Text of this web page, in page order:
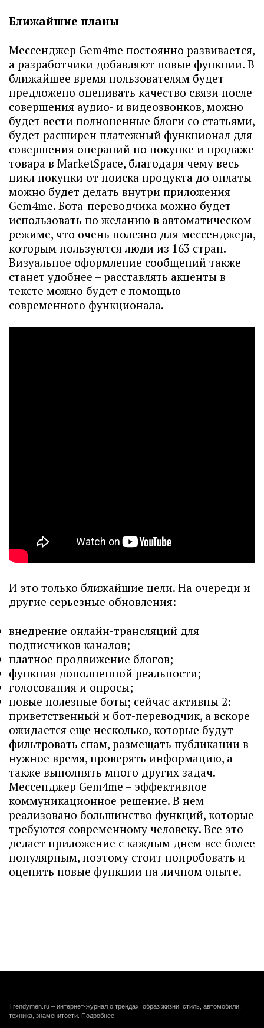
Ближайшие планы
Мессенджер Gem4me постоянно развивается,
а разработчики добавляют новые функции. В
ближайшее время пользователям будет
предложено оценивать качество связи после
совершения аудио- и видеозвонков, можно
будет вести полноценные блоги со статьями,
будет расширен платежный функционал для
совершения операций по покупке и продаже
товара в MarketSpace, благодаря чему весь
цикл покупки от поиска продукта до оплаты
можно будет делать внутри приложения
Gem4me. Бота-переводчика можно будет
использовать по желанию в автоматическом
режиме, что очень полезно для мессенджера,
которым пользуются люди из 163 стран.
Визуальное оформление сообщений также
станет удобнее – расставлять акценты в
тексте можно будет с помощью
современного функционала.
И это только ближайшие цели. На очереди и
другие серьезные обновления:
внедрение онлайн-трансляций для
подписчиков каналов;
платное продвижение блогов;
функция дополненной реальности;
голосования и опросы;
новые полезные боты; сейчас активны 2:
приветственный и бот-переводчик, а вскоре
ожидается еще несколько, которые будут
фильтровать спам, размещать публикации в
нужное время, проверять информацию, а
также выполнять много других задач.
Мессенджер Gem4me – эффективное
коммуникационное решение. В нем
реализовано большинство функций, которые
требуются современному человеку. Все это
делает приложение с каждым днем все более
популярным, поэтому стоит попробовать и
оценить новые функции на личном опыте.
Trendymen.ru – интернет-журнал о трендах: образ жизни, стиль, автомобили,
техника, знаменитости. Подробнее